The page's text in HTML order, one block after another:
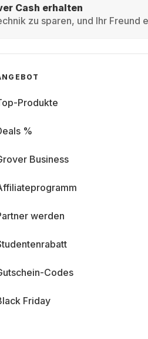
Cash erhalten
zu sparen, und Ihr Freund
Produkte
%
Business
werden
Codes
Friday